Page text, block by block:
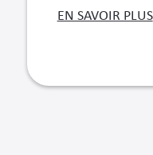
EN SAVOIR PLUS